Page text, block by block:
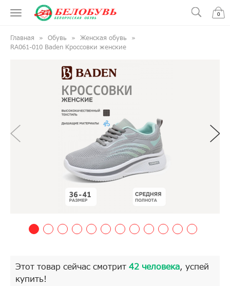
0
Главная Обувь
Женская обувь
RA061-010 Baden Кроссовки женские
Этот товар сейчас смотрит 42 человека, успей
купить!